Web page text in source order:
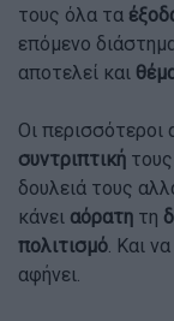
τους όλα τα
επόμενο
αποτελεί και
Οι περισσότεροι
συντριπτική τους
δουλειά τους
κάνει αόρατη τη
πολιτισμό. Και
αφήνει.